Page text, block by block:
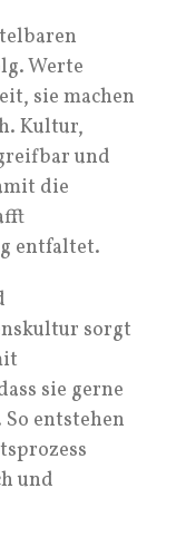
Werte
sie machen
Kultur,
und
die
entfaltet.
sorgt
sie gerne
entstehen
und